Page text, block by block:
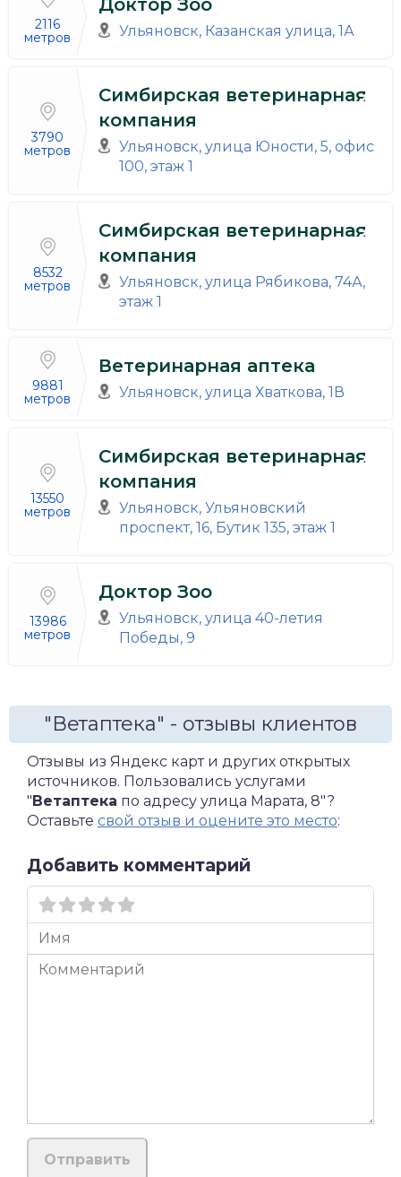
2116
метров
Ульяновск, Казанская улица, 1А
3790
метров
Симбирская ветеринарная
компания
Ульяновск, улица Юности, 5, офис
100, этаж 1
8532
метров
Симбирская ветеринарная
компания
Ульяновск, улица Рябикова, 74А,
этаж 1
9881
метров
Ветеринарная аптека
Ульяновск, улица Хваткова, 1В
13550
метров
Симбирская ветеринарная
компания
Ульяновск, Ульяновский
проспект, 16, Бутик 135, этаж 1
13986
метров
Доктор Зоо
Ульяновск, улица 40-летия
Победы, 9
"Ветаптека" - отзывы клиентов
Отзывы из Яндекс карт и других открытых
источников. Пользовались услугами
"Ветаптека по адресу улица Марата, 8"?
Оставьте свой отзыв и оцените это место:
Добавить комментарий